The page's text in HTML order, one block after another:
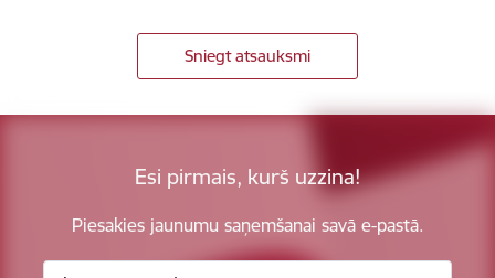
Sniegt atsauksmi
Esi pirmais, kurš uzzina!
Piesakies jaunumu saņemšanai savā e-pastā.